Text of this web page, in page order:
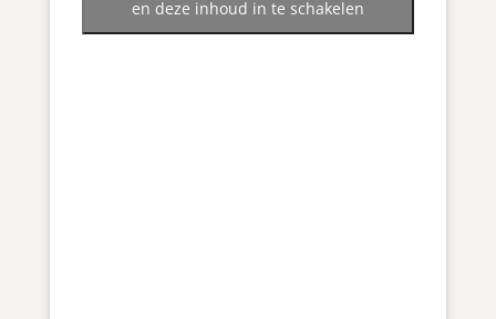
en deze inhoud in te schakelen